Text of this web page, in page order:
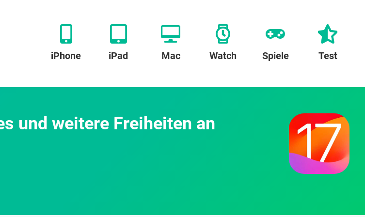
iPhone iPad Mac Watch Spiele Test
und weitere Freiheiten an